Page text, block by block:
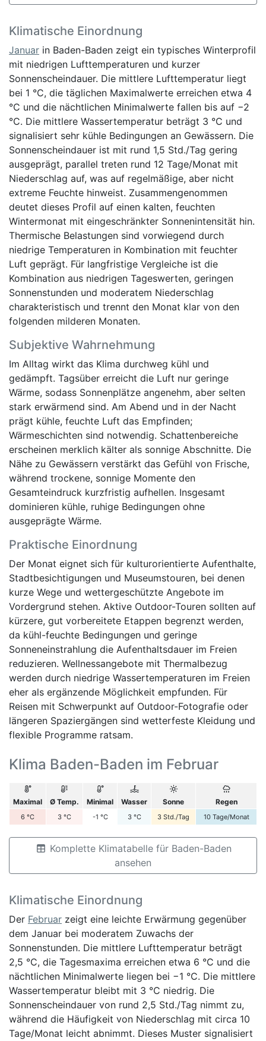
Klimatische Einordnung
Januar in Baden-Baden zeigt ein typisches Winterprofil
mit niedrigen Lufttemperaturen und kurzer
Sonnenscheindauer. Die mittlere Lufttemperatur liegt
bei 1 °C, die täglichen Maximalwerte erreichen etwa 4
°C und die nächtlichen Minimalwerte fallen bis auf −2
°C. Die mittlere Wassertemperatur beträgt 3 °C und
signalisiert sehr kühle Bedingungen an Gewässern. Die
Sonnenscheindauer ist mit rund 1,5 Std./Tag gering
ausgeprägt, parallel treten rund 12 Tage/Monat mit
Niederschlag auf, was auf regelmäßige, aber nicht
extreme Feuchte hinweist. Zusammengenommen
deutet dieses Profil auf einen kalten, feuchten
Wintermonat mit eingeschränkter Sonnenintensität hin.
Thermische Belastungen sind vorwiegend durch
niedrige Temperaturen in Kombination mit feuchter
Luft geprägt. Für langfristige Vergleiche ist die
Kombination aus niedrigen Tageswerten, geringen
Sonnenstunden und moderatem Niederschlag
charakteristisch und trennt den Monat klar von den
folgenden milderen Monaten.
Subjektive Wahrnehmung
Im Alltag wirkt das Klima durchweg kühl und
gedämpft. Tagsüber erreicht die Luft nur geringe
Wärme, sodass Sonnenplätze angenehm, aber selten
stark erwärmend sind. Am Abend und in der Nacht
prägt kühle, feuchte Luft das Empfinden;
Wärmeschichten sind notwendig. Schattenbereiche
erscheinen merklich kälter als sonnige Abschnitte. Die
Nähe zu Gewässern verstärkt das Gefühl von Frische,
während trockene, sonnige Momente den
Gesamteindruck kurzfristig aufhellen. Insgesamt
dominieren kühle, ruhige Bedingungen ohne
ausgeprägte Wärme.
Praktische Einordnung
Der Monat eignet sich für kulturorientierte Aufenthalte,
Stadtbesichtigungen und Museumstouren, bei denen
kurze Wege und wettergeschützte Angebote im
Vordergrund stehen. Aktive Outdoor-Touren sollten auf
kürzere, gut vorbereitete Etappen begrenzt werden,
da kühl-feuchte Bedingungen und geringe
Sonneneinstrahlung die Aufenthaltsdauer im Freien
reduzieren. Wellnessangebote mit Thermalbezug
werden durch niedrige Wassertemperaturen im Freien
eher als ergänzende Möglichkeit empfunden. Für
Reisen mit Schwerpunkt auf Outdoor-Fotografie oder
längeren Spaziergängen sind wetterfeste Kleidung und
flexible Programme ratsam.
Klima Baden-Baden im Februar
Maximal Ø Temp. Minimal Wasser Sonne Regen
6 °C 3 °C -1 °C 3 °C 3 Std./Tag 10 Tage/Monat
Komplette Klimatabelle für Baden-Baden
ansehen
Klimatische Einordnung
Der Februar zeigt eine leichte Erwärmung gegenüber
dem Januar bei moderatem Zuwachs der
Sonnenstunden. Die mittlere Lufttemperatur beträgt
2,5 °C, die Tagesmaxima erreichen etwa 6 °C und die
nächtlichen Minimalwerte liegen bei −1 °C. Die mittlere
Wassertemperatur bleibt mit 3 °C niedrig. Die
Sonnenscheindauer von rund 2,5 Std./Tag nimmt zu,
während die Häufigkeit von Niederschlag mit circa 10
Tage/Monat leicht abnimmt. Dieses Muster signalisiert